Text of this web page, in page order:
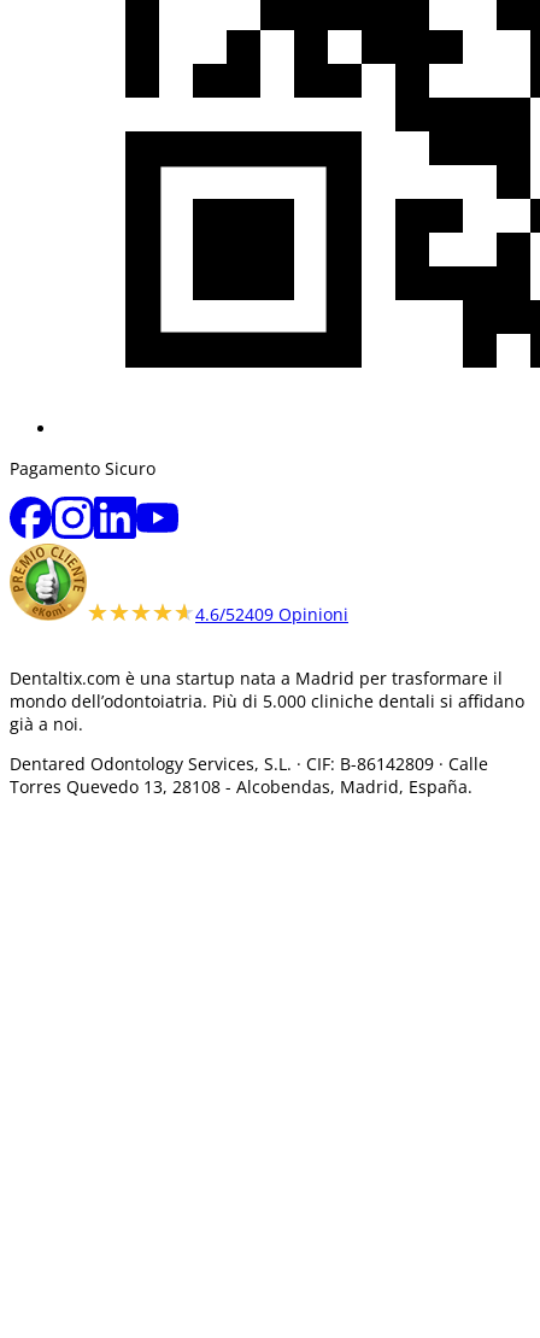
Pagamento Sicuro
★★★★★
★★★★★4.6/52409 Opinioni
Dentaltix.com è una startup nata a Madrid per trasformare il
mondo dell’odontoiatria. Più di 5.000 cliniche dentali si affidano
già a noi.
Dentared Odontology Services, S.L. · CIF: B-86142809 · Calle
Torres Quevedo 13, 28108 - Alcobendas, Madrid, España.